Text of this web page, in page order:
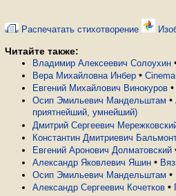
Распечатать стихотворение
Читайте также:
Владимир Алексеевич Солоухин
Вера Михайловна Инбер • Cinema
Евгений Михайлович Винокуров •
Осип Эмильевич Мандельштам •
приятнейший, умнейший)
Дмитрий Сергеевич
Константин Дмитриевич
Евгений Аронович Долматовский
Александр Яковлевич Яшин •
Осип Эмильевич Мандельштам •
Александр Сергеевич Кочетков •